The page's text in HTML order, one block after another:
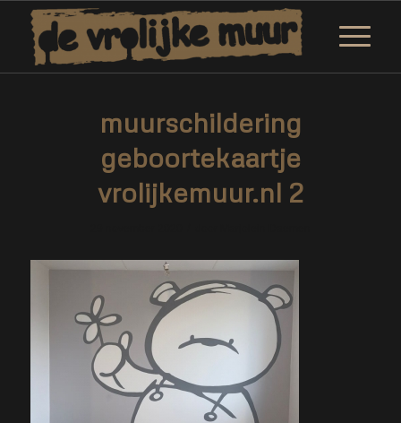
muurschildering
geboortekaartje
vrolijkemuur.nl 2